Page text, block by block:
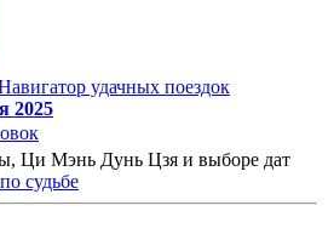
удачных поездок
2025
Ци Мэнь Дунь Цзя и выборе дат